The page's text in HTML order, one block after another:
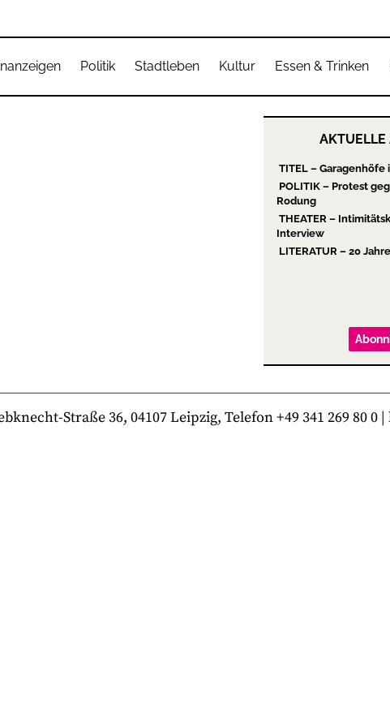
Politik Stadtleben Kultur Essen & Trinken
AKTUELLE
TITEL – Garagenhöfe
POLITIK – Protest
Rodung
THEATER –
Interview
LITERATUR – 20
Straße 36, 04107 Leipzig, Telefon +49 341 269 80 0